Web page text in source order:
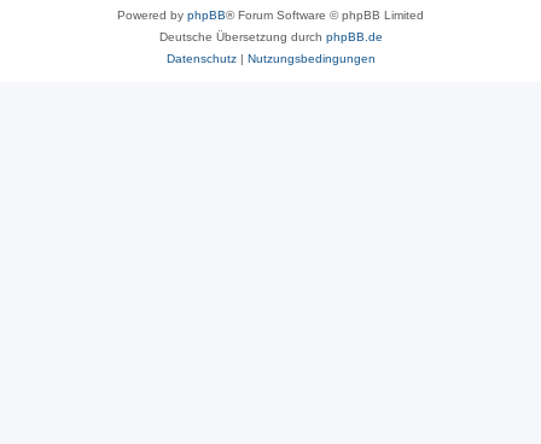
Powered by phpBB® Forum Software © phpBB Limited
Deutsche Übersetzung durch phpBB.de
Datenschutz| Nutzungsbedingungen